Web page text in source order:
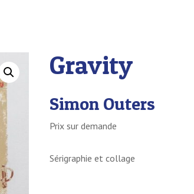
Gravity
Simon Outers
Prix sur demande
Sérigraphie et collage